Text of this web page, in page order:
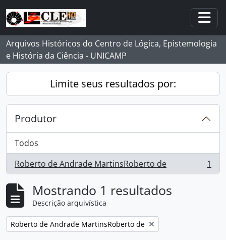
Skip to main content
Arquivos Históricos do Centro de Lógica, Epistemologia
e História da Ciência - UNICAMP
Limite seus resultados por:
Produtor
Todos
Roberto de Andrade MartinsRoberto de
, 1 resultados 1
Mostrando 1 resultados
Descrição arquivística
Remover filtro:
Roberto de Andrade MartinsRoberto de